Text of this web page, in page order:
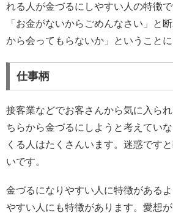
れる人が金づるにしやすい人の特徴
「お金がないからごめんなさい」と
から会ってもらないか」ということに
仕事柄
接客業などでお客さんから気に入ら
ちらから金づるにしようと考えてい
くる人はたくさんいます。迷惑です
いです。
金づるになりやすい人に特徴がある
やすい人にも特徴があります。愛想